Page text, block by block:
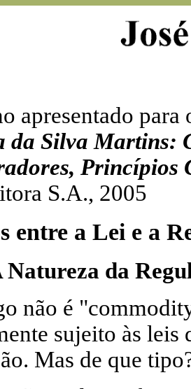
apresentado para
da Silva Martins:
Princípios
S.A., 2005
entre a Lei e a
Natureza da
não é
sujeito às leis
Mas de que